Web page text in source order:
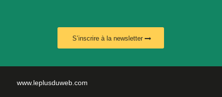
S’inscrire à la newsletter
www.leplusduweb.com